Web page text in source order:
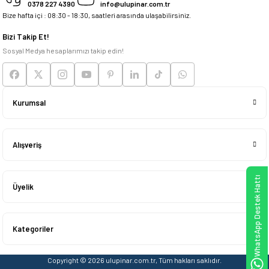
Deneyimini Paylaş
0378 227 4390
info@ulupinar.com.tr
Bize hafta içi : 08:30 - 18:30, saatleri arasında ulaşabilirsiniz.
Bizi Takip Et!
Sosyal Medya hesaplarımızı takip edin!
Kurumsal
Alışveriş
Üyelik
Kategoriler
Copyright © 2026 ulupinar.com.tr, Tüm hakları saklıdır.
WhatsApp Destek Hattı